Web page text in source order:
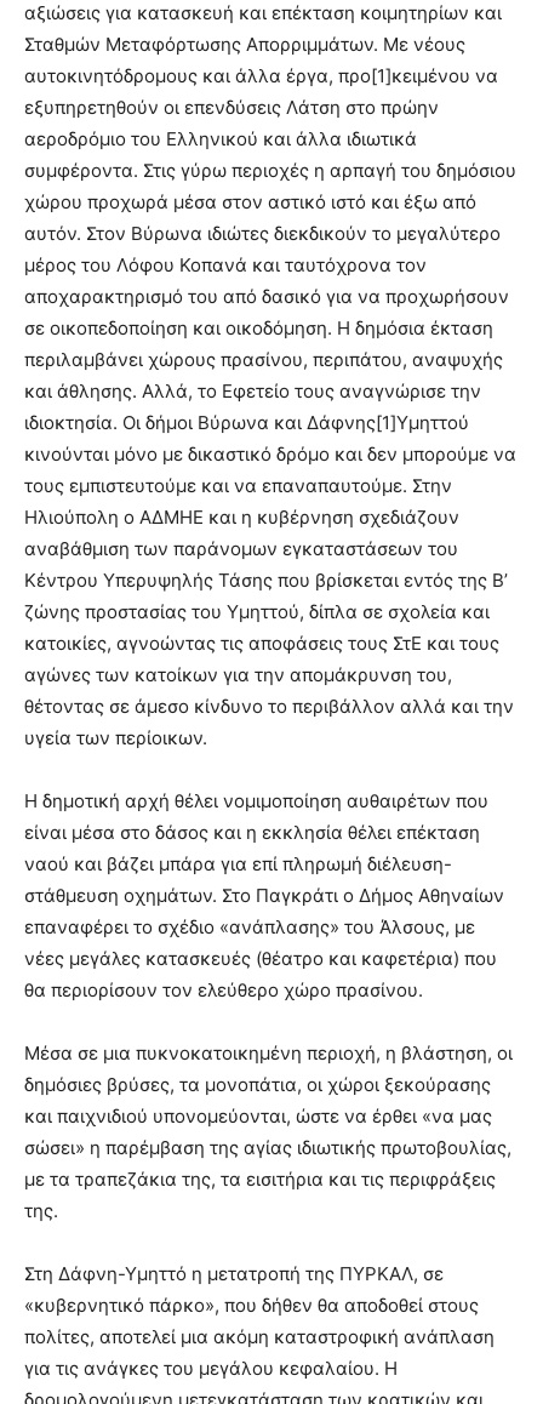
αξιώσεις για κατασκευή και επέκταση κοιμητηρίων και
Σταθμών Μεταφόρτωσης Απορριμμάτων. Με νέους
αυτοκινητόδρομους και άλλα έργα, προ[1]κειμένου να
εξυπηρετηθούν οι επενδύσεις Λάτση στο πρώην
αεροδρόμιο του Ελληνικού και άλλα ιδιωτικά
συμφέροντα. Στις γύρω περιοχές η αρπαγή του δημόσιου
χώρου προχωρά μέσα στον αστικό ιστό και έξω από
αυτόν. Στον Βύρωνα ιδιώτες διεκδικούν το μεγαλύτερο
μέρος του Λόφου Κοπανά και ταυτόχρονα τον
αποχαρακτηρισμό του από δασικό για να προχωρήσουν
σε οικοπεδοποίηση και οικοδόμηση. Η δημόσια έκταση
περιλαμβάνει χώρους πρασίνου, περιπάτου, αναψυχής
και άθλησης. Αλλά, το Εφετείο τους αναγνώρισε την
ιδιοκτησία. Οι δήμοι Βύρωνα και Δάφνης[1]Υμηττού
κινούνται μόνο με δικαστικό δρόμο και δεν μπορούμε να
τους εμπιστευτούμε και να επαναπαυτούμε. Στην
Ηλιούπολη ο ΑΔΜΗΕ και η κυβέρνηση σχεδιάζουν
αναβάθμιση των παράνομων εγκαταστάσεων του
Κέντρου Υπερυψηλής Τάσης που βρίσκεται εντός της Β’
ζώνης προστασίας του Υμηττού, δίπλα σε σχολεία και
κατοικίες, αγνοώντας τις αποφάσεις τους ΣτΕ και τους
αγώνες των κατοίκων για την απομάκρυνση του,
θέτοντας σε άμεσο κίνδυνο το περιβάλλον αλλά και την
υγεία των περίοικων.
Η δημοτική αρχή θέλει νομιμοποίηση αυθαιρέτων που
είναι μέσα στο δάσος και η εκκλησία θέλει επέκταση
ναού και βάζει μπάρα για επί πληρωμή διέλευση-
στάθμευση οχημάτων. Στο Παγκράτι ο Δήμος Αθηναίων
επαναφέρει το σχέδιο «ανάπλασης» του Άλσους, με
νέες μεγάλες κατασκευές (θέατρο και καφετέρια) που
θα περιορίσουν τον ελεύθερο χώρο πρασίνου.
Μέσα σε μια πυκνοκατοικημένη περιοχή, η βλάστηση, οι
δημόσιες βρύσες, τα μονοπάτια, οι χώροι ξεκούρασης
και παιχνιδιού υπονομεύονται, ώστε να έρθει «να μας
σώσει» η παρέμβαση της αγίας ιδιωτικής πρωτοβουλίας,
με τα τραπεζάκια της, τα εισιτήρια και τις περιφράξεις
της.
Στη Δάφνη-Υμηττό η μετατροπή της ΠΥΡΚΑΛ, σε
«κυβερνητικό πάρκο», που δήθεν θα αποδοθεί στους
πολίτες, αποτελεί μια ακόμη καταστροφική ανάπλαση
για τις ανάγκες του μεγάλου κεφαλαίου. Η